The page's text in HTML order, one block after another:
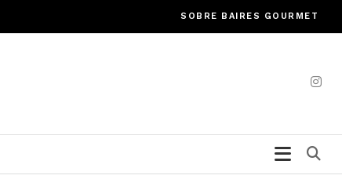
SOBRE BAIRES GOURMET